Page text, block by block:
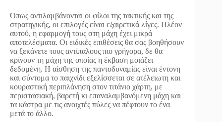
Όπως αντιλαμβάνονται οι φίλοι της τακτικής και της
στρατηγικής, οι επιλογές είναι εξαιρετικά λίγες. Πλέον
αυτού, η εφαρμογή τους στη μάχη έχει μικρά
αποτελέσματα. Οι ειδικές επιθέσεις θα σας βοηθήσουν
να ξεκάνετε τους αντίπαλους πιο γρήγορα, δε θα
κρίνουν τη μάχη της οποίας η έκβαση μοιάζει
δεδομένη. Η αίσθηση της παντοδυναμίας είναι έντονη
και σύντομα το παιχνίδι εξελίσσεται σε ατέλειωτη και
κουραστική περιπλάνηση στον τιτάνιο χάρτη, με
περιστασιακή, βαρετή κι επαναλαμβανόμενη μάχη και
τα κάστρα με τις ανοιχτές πύλες να πέφτουν το ένα
μετά το άλλο.